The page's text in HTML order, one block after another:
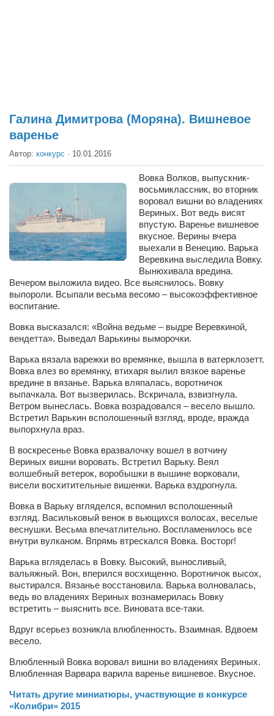
Выборы
Деньги
Экология
Здоровье
Здоровый образ жизни
Сам себе доктор
Курьезы
Досье
Арт-менеджеры
Лариса Ильченко
Орест Коваль
Тамара Кубракова
Елена Мельник
Вера Паненко
Семён Салатенко
Сергей Шепилов
Актёры
Валентин Бурый
Артём Мяус
Александра Сокол
Барды
Владимир Айзенберг
Ольга Козаченко
Оксана Скоробагатская
Александра Скорук
Галина Димитрова (Моряна). Вишневое
варенье
Автор: конкурс · 10.01.2016
Вовка Волков, выпускник-
восьмиклассник, во вторник
воровал вишни во владениях
Вериных. Вот ведь висят
впустую. Варенье вишневое
вкусное. Верины вчера
выехали в Венецию. Варька
Веревкина выследила Вовку.
Вынюхивала вредина.
Вечером выложила видео. Все выяснилось. Вовку
выпороли. Всыпали весьма весомо – высокоэффективное
воспитание.
Вовка высказался: «Война ведьме – выдре Веревкиной,
вендетта». Выведал Варькины выморочки.
Варька вязала варежки во времянке, вышла в ватерклозетт.
Вовка влез во времянку, втихаря вылил вязкое варенье
вредине в вязанье. Варька вляпалась, воротничок
выпачкала. Вот вызверилась. Вскричала, взвизгнула.
Ветром вынеслась. Вовка возрадовался – весело вышло.
Встретил Варькин всполошенный взгляд, вроде, вражда
выпорхнула враз.
В воскресенье Вовка вразвалочку вошел в вотчину
Вериных вишни воровать. Встретил Варьку. Веял
волшебный ветерок, воробышки в вышине ворковали,
висели восхитительные вишенки. Варька вздрогнула.
Вовка в Варьку вгляделся, вспомнил всполошенный
взгляд. Васильковый венок в вьющихся волосах, веселые
веснушки. Весьма впечатлительно. Воспламенилось все
внутри вулканом. Впрямь втрескался Вовка. Восторг!
Варька вгляделась в Вовку. Высокий, выносливый,
вальяжный. Вон, вперился восхищенно. Воротничок высох,
выстирался. Вязанье восстановила. Варька волновалась,
ведь во владениях Вериных вознамерилась Вовку
встретить – выяснить все. Виновата все-таки.
Вдруг всерьез возникла влюбленность. Взаимная. Вдвоем
весело.
Влюбленный Вовка воровал вишни во владениях Вериных.
Влюбленная Варвара варила варенье вишневое. Вкусное.
Читать другие миниатюры, участвующие в конкурсе
«Колибри» 2015